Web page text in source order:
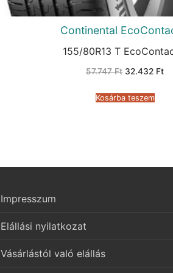
Continental
155/80R13 T
57.747Ft Original
57.747 Ft.
32.432 Ft
Kosárba teszem
Impresszum
Elállási nyilatkozat
Vásárlástól való elállás